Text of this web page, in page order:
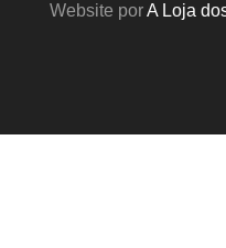
Website porA Loja